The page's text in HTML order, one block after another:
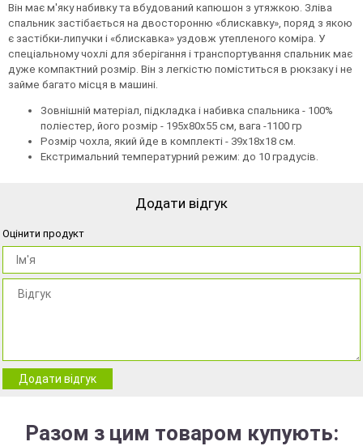
Він має м'яку набивку та вбудований капюшон з утяжкою. Зліва
спальник застібається на двосторонню «блискавку», поряд з якою
є застібки-липучки і «блискавка» уздовж утепленого коміра. У
спеціальному чохлі для зберігання і транспортування спальник має
дуже компактний розмір. Він з легкістю поміститься в рюкзаку і не
займе багато місця в машині.
Зовнішній матеріал, підкладка і набивка спальника - 100%
поліестер, його розмір - 195х80х55 см, вага -1100 гр
Розмір чохла, який йде в комплекті - 39х18х18 см.
Екстримальний температурний режим: до 10 градусів.
Додати відгук
Оцінити продукт
Додати відгук
Разом з цим товаром купують: